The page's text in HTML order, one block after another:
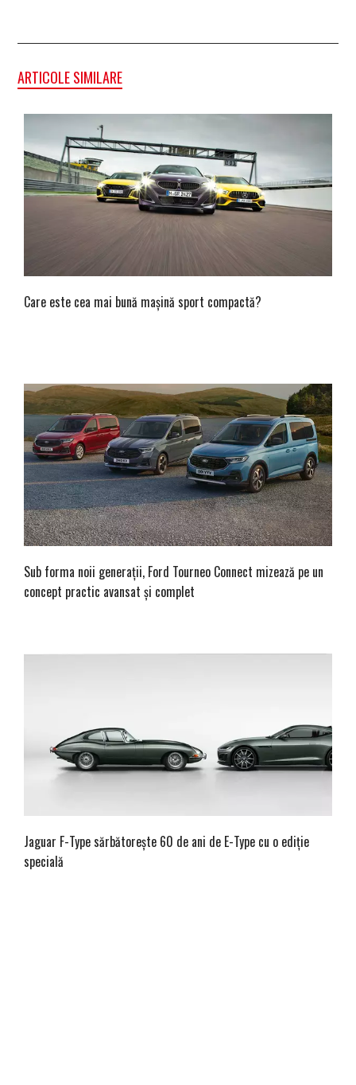
ARTICOLE SIMILARE
Care este cea mai bună mașină sport compactă?
Sub forma noii generații, Ford Tourneo Connect mizează pe un
concept practic avansat și complet
Jaguar F-Type sărbătorește 60 de ani de E-Type cu o ediție
specială